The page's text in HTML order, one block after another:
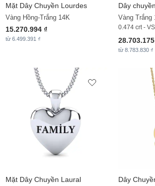
Mặt Dây Chuyền Lourdes
Vàng Hồng-Trắng 14K
15.270.994 ₫
từ 6.499.391 ₫
Dây
0.474 crt - VS
từ 8.783.830 ₫
Mặt Dây Chuyền Laural Dây